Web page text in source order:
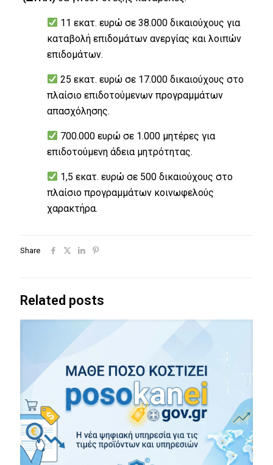
11 εκατ. ευρώ σε 38.000 δικαιούχους για
καταβολή επιδομάτων ανεργίας και λοιπών
επιδομάτων.
25 εκατ. ευρώ σε 17.000 δικαιούχους στο
πλαίσιο επιδοτούμενων προγραμμάτων
απασχόλησης.
700.000 ευρώ σε 1.000 μητέρες για
επιδοτούμενη άδεια μητρότητας.
1,5 εκατ. ευρώ σε 500 δικαιούχους στο
πλαίσιο προγραμμάτων κοινωφελούς
χαρακτήρα.
Share
Related posts